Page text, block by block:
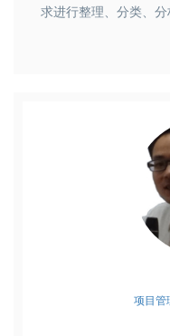
求进行整理、分类、
项目管